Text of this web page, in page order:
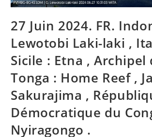
27 Juin 2024. FR.
Lewotobi Laki-laki ,
Sicile : Etna , Archipel
Tonga : Home Reef ,
Sakurajima ,
Démocratique du
Nyiragongo .